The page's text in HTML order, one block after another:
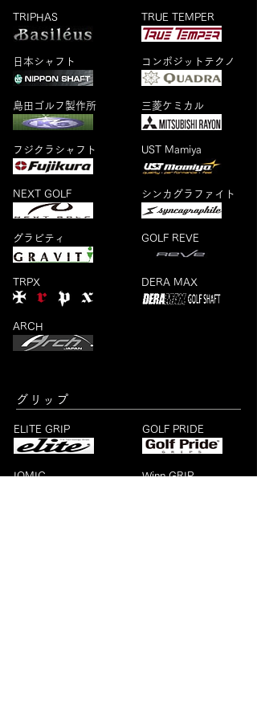
TRIPHAS
日本シャフト
島田ゴルフ製作所
フジクラシャフト
NEXT GOLF
グラビティ
TRPX
ARCH​
TRUE TEMPER
コンポジットテクノ
三菱ケミカル
UST Mamiya
シンカグラファイト
GOLF REVE
​DERA MAX
グリップ
ELITE GRIP
IOMIC
GOLF PRIDE
Winn GRIP